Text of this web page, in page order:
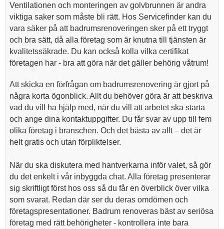
Ventilationen och monteringen av golvbrunnen är andra
viktiga saker som måste bli rätt. Hos Servicefinder kan du
vara säker på att badrumsrenoveringen sker på ett tryggt
och bra sätt, då alla företag som är knutna till tjänsten är
kvalitetssäkrade. Du kan också kolla vilka certifikat
företagen har - bra att göra när det gäller behörig våtrum!
Att skicka en förfrågan om badrumsrenovering är gjort på
några korta ögonblick. Allt du behöver göra är att beskriva
vad du vill ha hjälp med, när du vill att arbetet ska starta
och ange dina kontaktuppgifter. Du får svar av upp till fem
olika företag i branschen. Och det bästa av allt – det är
helt gratis och utan förpliktelser.
När du ska diskutera med hantverkarna inför valet, så gör
du det enkelt i vår inbyggda chat. Alla företag presenterar
sig skriftligt först hos oss så du får en överblick över vilka
som svarat. Redan där ser du deras omdömen och
företagspresentationer. Badrum renoveras bäst av seriösa
företag med rätt behörigheter - kontrollera inte bara